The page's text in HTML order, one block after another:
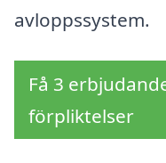
avloppssystem.
Få 3
förpliktelser